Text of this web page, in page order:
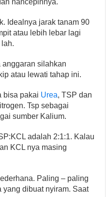
Idealnya jarak tanam 90
atau lebih lebar lagi
anggaran silahkan
atau lewati tahap ini.
bisa pakai Urea, TSP dan
Tsp sebagai
sumber Kalium.
adalah 2:1:1. Kalau
KCL nya masing
Paling – paling
yang dibuat nyiram. Saat